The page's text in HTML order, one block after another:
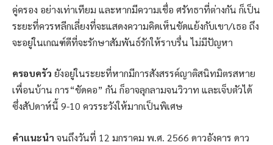
คู่ครอง อย่างเท่าเทียม และหากมีความเชื่อ ศรัทธาที่ต่างกัน ก็เป็น
ระยะที่ควรหลีกเลี่ยงที่จะแสดงความคิดเห็นขัดแย้งกับเขา/เธอ ถึง
จะอยู่ในเกณฑ์ดีที่จะรักษาสัมพันธ์รักให้ราบรื่น ไม่มีปัญหา
ครอบครัว ยังอยู่ในระยะที่หากมีการสังสรรค์ญาติสนิทมิตรสหาย
เพื่อนบ้าน การ“ขัดคอ” กัน ก็อาจลุกลามจนวิวาท และเจ็บตัวได้
ซึ่งสัปดาห์นี้ 9-10 ควรระวังให้มากเป็นพิเศษ
คำแนะนำ จนถึงวันที่ 12 มกราคม พ.ศ. 2566 ดาวอังคาร ดาว